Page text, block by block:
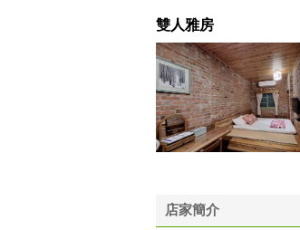
雙人雅房
店家簡介